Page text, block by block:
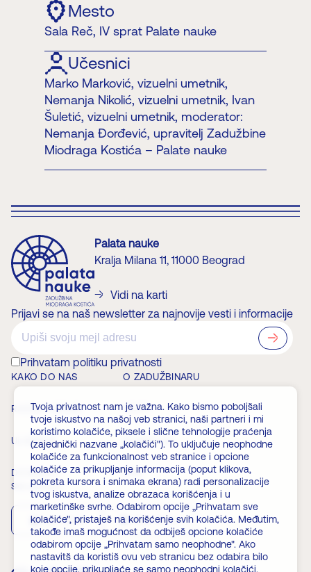
Mesto
Sala Reč, IV sprat Palate nauke
Učesnici
Marko Marković, vizuelni umetnik,
Nemanja Nikolić, vizuelni umetnik, Ivan
Šuletić, vizuelni umetnik, moderator:
Nemanja Đorđević, upravitelj Zadužbine
Miodraga Kostića – Palate nauke
Palata nauke
Kralja Milana 11, 11000 Beograd
Vidi na karti
Prijavi se na naš newsletter za najnovije vesti i informacije
Prihvatam politiku privatnosti
KAKO DO NAS O ZADUŽBINARU
RADNO VREME VESTI
ULAZNICE ČLANSTVO
DOGAĐAJI FAQ
Skini aplikaciju
App Store Play Store
Tvoja privatnost nam je važna. Kako bismo poboljšali
tvoje iskustvo na našoj veb stranici, naši partneri i mi
koristimo kolačiće, piksele i slične tehnologije praćenja
(zajednički nazvane „kolačići"). To uključuje neophodne
kolačiće za funkcionalnost veb stranice i opcione
kolačiće za prikupljanje informacija (poput klikova,
pokreta kursora i snimaka ekrana) radi personalizacije
tvog iskustva, analize obrazaca korišćenja i u
marketinške svrhe. Odabirom opcije „Prihvatam sve
kolačiće", pristaješ na korišćenje svih kolačića. Međutim,
takođe imaš mogućnost da odbiješ opcione kolačiće
odabirom opcije „Prihvatam samo neophodne". Ako
nastavitš da koristiš ovu veb stranicu bez odabira bilo
koje opcije, prikupljaće se samo neophodni kolačići.